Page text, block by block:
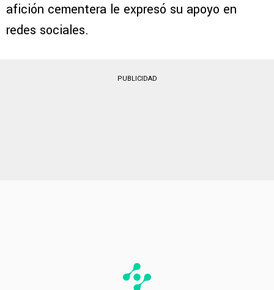
afición cementera le expresó su apoyo en
redes sociales.
PUBLICIDAD